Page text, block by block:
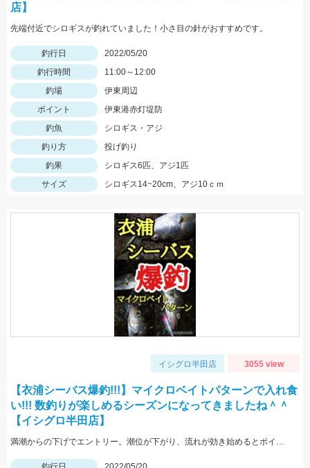
店】
先端付近でシロギスが釣れていました！小さ目の針がおすすめです。
釣行日
2022/05/20
釣行時間
11:00～12:00
釣場
伊東周辺
ポイント
伊東港赤灯堤防
釣魚
シロギス・アジ
釣り方
投げ釣り
釣果
シロギス6匹、アジ1匹
サイズ
シロギス14~20cm、アジ10ｃｍ
イシグロ半田店 3055 view
【衣浦シーバス爆釣!!!】マイクロベイトパターンで入れ食
い!!! 数釣りが楽しめるシーズンになってきましたね＾＾
【イシグロ半田店】
満潮からの下げでエントリー。潮位が下がり、流れが効き始めるとボイル多数。小型ルアーでスローで巻くと効果的でした。